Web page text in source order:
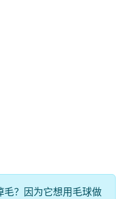
毛？因为它想用毛球做